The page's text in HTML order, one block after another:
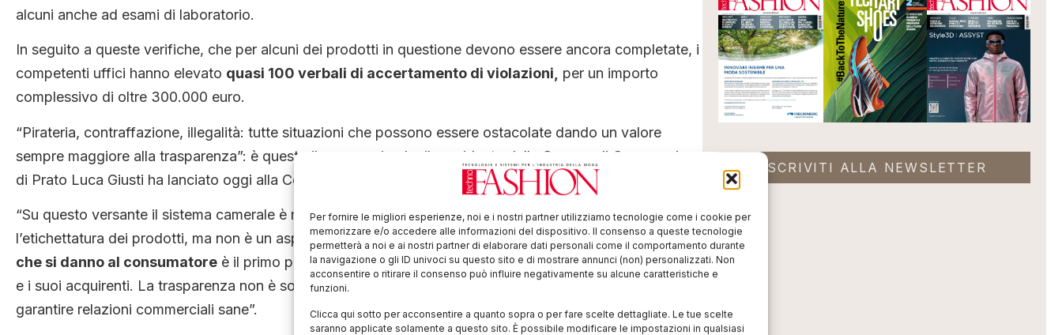
Per fornire le migliori esperienze, noi e i nostri partner utilizziamo tecnologie come i cookie per
memorizzare e/o accedere alle informazioni del dispositivo. Il consenso a queste tecnologie
permetterà a noi e ai nostri partner di elaborare dati personali come il comportamento durante
la navigazione o gli ID univoci su questo sito e di mostrare annunci (non) personalizzati. Non
acconsentire o ritirare il consenso può influire negativamente su alcune caratteristiche e
funzioni.
Clicca qui sotto per acconsentire a quanto sopra o per fare scelte dettagliate. Le tue scelte
saranno applicate solamente a questo sito. È possibile modificare le impostazioni in qualsiasi
alcuni anche ad esami di laboratorio.
In seguito a queste verifiche, che per alcuni dei prodotti in questione devono essere ancora completate, i
competenti uffici hanno elevato quasi 100 verbali di accertamento di violazioni, per un importo
complessivo di oltre 300.000 euro.
“Pirateria, contraffazione, illegalità: tutte situazioni che possono essere ostacolate dando un valore
sempre maggiore alla trasparenza”: è questo il messaggio che il presidente della Camera di Commercio
di Prato Luca Giusti ha lanciato oggi alla Commissione Parlamentare Anticontraffazione, in visita a Prato.
“Su questo versante il sistema camerale è molto impegnato. Il nostro compito in molti casi riguarda
l’etichettatura dei prodotti, ma non è un aspetto marginale:garantire la veridicità delle informazioni
che si danno al consumatore è il primo passo per poter instaurare una relazione di fiducia tra il mercato
e i suoi acquirenti. La trasparenza non è solo una questione culturale, ma è anche fondamentale per
garantire relazioni commerciali sane”.
ISCRIVITI ALLA NEWSLETTER